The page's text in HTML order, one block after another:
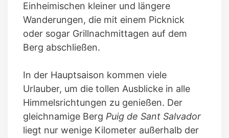
Einheimischen kleiner und längere
Wanderungen, die mit einem Picknick
oder sogar Grillnachmittagen auf dem
Berg abschließen.
In der Hauptsaison kommen viele
Urlauber, um die tollen Ausblicke in alle
Himmelsrichtungen zu genießen. Der
gleichnamige Berg Puig de Sant Salvador
liegt nur wenige Kilometer außerhalb der